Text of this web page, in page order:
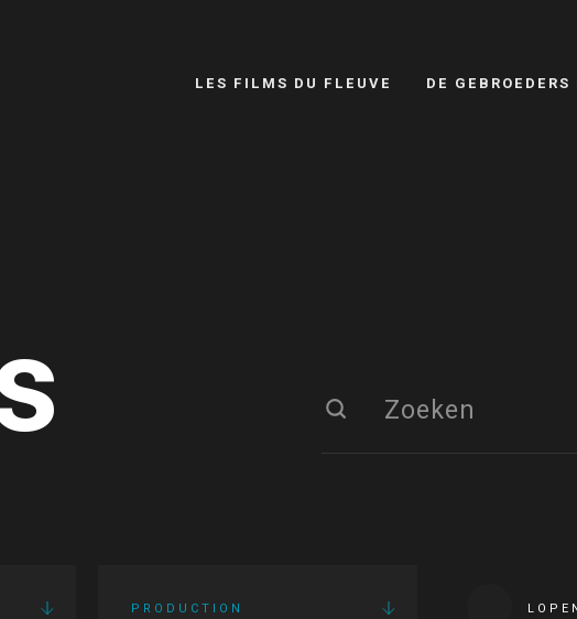
LES FILMS DU FLEUVE DE GEBROEDERS
PRODUCTION